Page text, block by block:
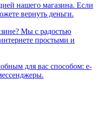
нашего магазина. Если
вернуть деньги.
Мы с радостью
простыми и
для вас способом: e-